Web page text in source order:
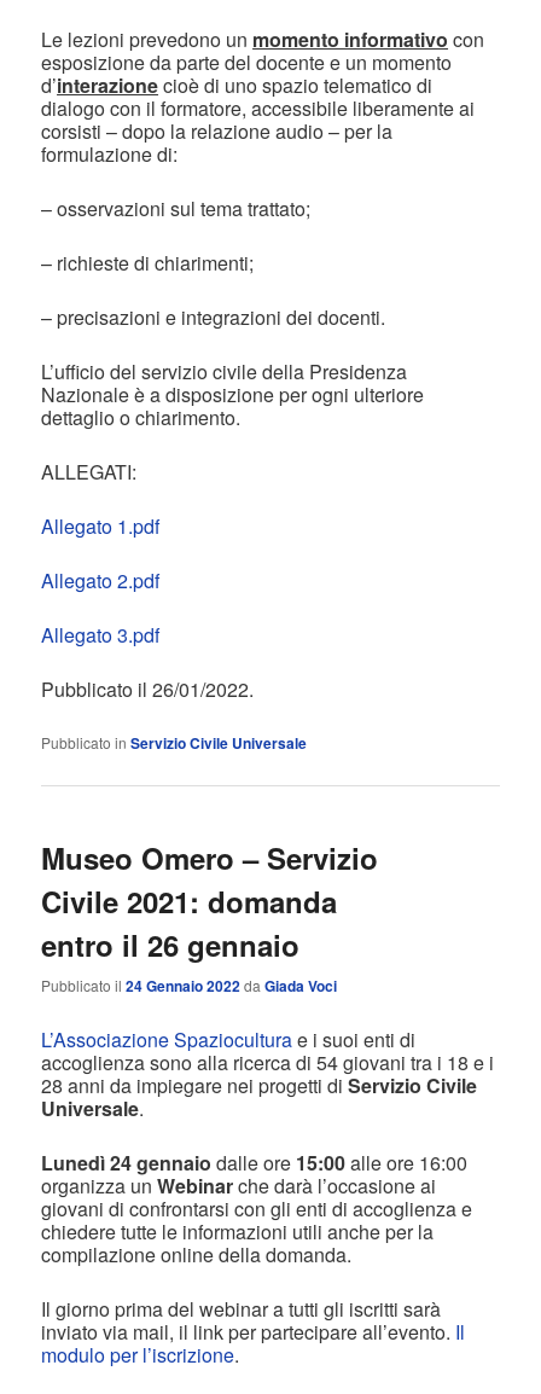
Le lezioni prevedono un momento informativo con
esposizione da parte del docente e un momento
d’interazionecioè di uno spazio telematico di
dialogo con il formatore, accessibile liberamente ai
corsisti – dopo la relazione audio – per la
formulazione di:
– osservazioni sul tema trattato;
– richieste di chiarimenti;
– precisazioni e integrazioni dei docenti.
L’ufficio del servizio civile della Presidenza
Nazionale è a disposizione per ogni ulteriore
dettaglio o chiarimento.
ALLEGATI:
Allegato 1.pdf
Allegato 2.pdf
Allegato 3.pdf
Pubblicato il 26/01/2022.
Pubblicato in Servizio Civile Universale
Museo Omero – Servizio
Civile 2021: domanda
entro il 26 gennaio
Pubblicato il24 Gennaio 2022daGiada Voci
L’Associazione Spazioculturae i suoi enti di
accoglienza sono alla ricerca di 54 giovani tra i 18 e i
28 anni da impiegare nei progetti diServizio Civile
Universale.
Lunedì 24 gennaio dalle ore 15:00alle ore 16:00
organizza unWebinarche darà l’occasione ai
giovani di confrontarsi con gli enti di accoglienza e
chiedere tutte le informazioni utili anche per la
compilazione online della domanda.
Il giorno prima del webinar a tutti gli iscritti sarà
inviato via mail, il link per partecipare all’evento. Il
modulo per l’iscrizione.